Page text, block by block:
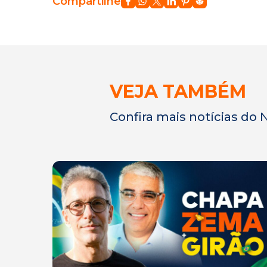
VEJA TAMBÉM
Confira mais notícias do